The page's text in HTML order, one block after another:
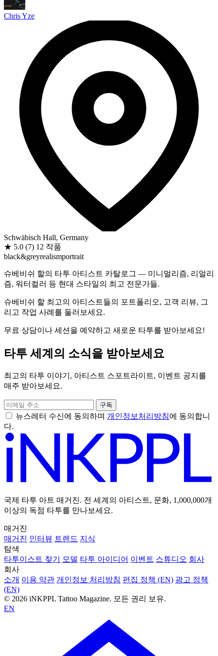
Chris Yze
Schwäbisch Hall, Germany
★ 5.0 (7) 12 작품
black&greyrealismportrait
슈베비쉬 할의 타투 아티스트 카탈로그 — 미니멀리즘, 리얼리
즘, 워터컬러 등 현대 스타일의 최고 전문가들.
슈베비쉬 할 최고의 아티스트들의 포트폴리오, 고객 리뷰, 그
리고 작업 사례를 둘러보세요.
무료 상담이나 세션을 예약하고 새로운 타투를 받아보세요!
타투 세계의 소식을 받아보세요
최고의 타투 이야기, 아티스트 스포트라이트, 이벤트 공지를
매주 받아보세요.
구독
뉴스레터 수신에 동의하며 개인정보처리방침에 동의합니
다.
국제 타투 아트 매거진. 전 세계의 아티스트, 문화, 1,000,000개
이상의 독점 타투를 만나보세요.
매거진
매거진 인터뷰 트렌드 지식
탐색
타투이스트 찾기
모델 타투 아이디어 이벤트 스튜디오 회사
회사
소개 이용 약관 개인정보 처리방침 편집 정책 (EN) 광고 정책
(EN)
© 2026 iNKPPL Tattoo Magazine. 모든 권리 보유.
EN